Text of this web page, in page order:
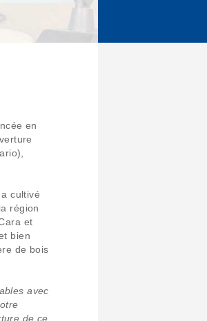
en
cultivé
région
et
bien
de bois
avec
de ce